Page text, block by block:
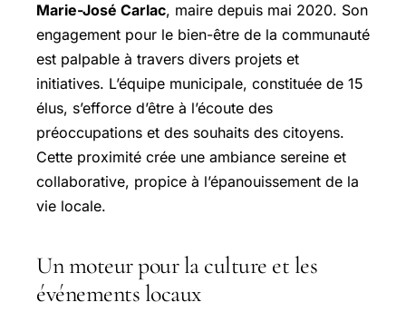
Marie-José Carlac, maire depuis mai 2020. Son
engagement pour le bien-être de la communauté
est palpable à travers divers projets et
initiatives. L’équipe municipale, constituée de 15
élus, s’efforce d’être à l’écoute des
préoccupations et des souhaits des citoyens.
Cette proximité crée une ambiance sereine et
collaborative, propice à l’épanouissement de la
vie locale.
Un moteur pour la culture et les
événements locaux